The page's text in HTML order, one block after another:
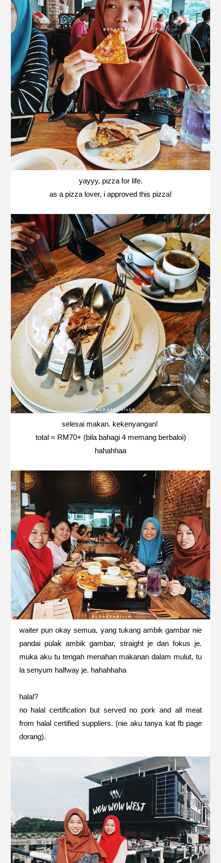
yayyy, pizza for life.
as a pizza lover, i approved this pizza!
selesai makan. kekenyangan!
total = RM70+ (bila bahagi 4 memang berbaloi)
hahahhaa
waiter pun okay semua, yang tukang ambik gambar nie
pandai pulak ambik gambar, straight je dan fokus je.
muka aku tu tengah menahan makanan dalam mulut, tu
la senyum halfway je. hahahhaha
halal?
no halal certification but served no pork and all meat
from halal certified suppliers. (nie aku tanya kat fb page
dorang).